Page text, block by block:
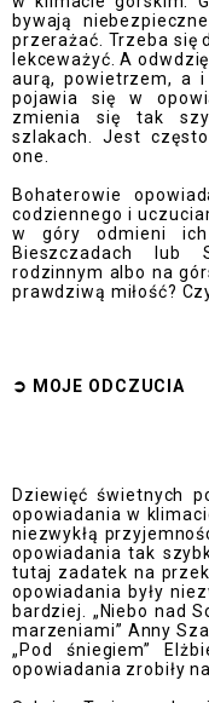
bywają
przerażać. Trzeba się
lekceważyć. A
aurą, powietrzem, a i
pojawia się w
zmienia się tak
szlakach. Jest
one.
Bohaterowie
codziennego i
w góry odmieni
Bieszczadach lub
rodzinnym albo na
prawdziwą miłość?
➲ MOJE ODCZUCIA
Dziewięć świetnych
opowiadania w
niezwykłą
opowiadania tak
tutaj zadatek na
opowiadania były
bardziej. „Niebo nad
marzeniami” Anny
„Pod śniegiem”
opowiadania zrobiły